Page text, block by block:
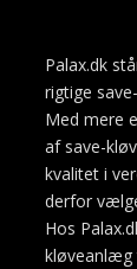
Palax.dk
rigtige
Med mere
af save-
kvalitet i
derfor
Hos
kløveanlæg